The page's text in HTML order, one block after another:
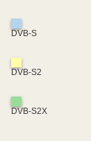
DVB-S
DVB-S2
DVB-S2X